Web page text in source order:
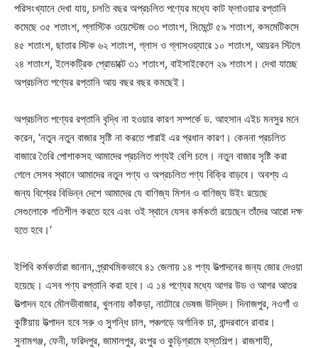
পরিসংখ্যানে দেখা যায়, চলতি বছর অপ্রচলিত পণ্যের মধ্যে কাট ফ্লাওয়ার রপ্তানি
কমেছে ৩৫ শতাংশ, প্লাস্টিক ওয়েস্টেজ ৩৩ শতাংশ, সিমেন্টে ৫৯ শতাংশ, কসমেটিকসে
৪৫ শতাংশ, ছাতার স্টিক ৬২ শতাংশ, গ্লাস ও গ্লাসওয়্যারে ১০ শতাংশ, আয়রন স্টিলে
২৪ শতাংশ, ইলেকট্রিক প্রোডাক্টে ৩১ শতাংশ, বাইসাইকেলে ২৯ শতাংশ। দেখা যাচ্ছে
অপ্রচলিত পণ্যের রপ্তানি আয় বছর বছর কমছেই।
অপ্রচলিত পণ্যের রপ্তানি বৃদ্ধি না হওয়ার কারণ সম্পর্কে ড. আহসান এইচ মনসুর মনে
করেন, ‘নতুন নতুন বাজার সৃষ্টি না করতে পারাই এর প্রধান কারণ। কেননা প্রচলিত
বাজারে তৈরি পোশাকসহ আমাদের প্রচলিত পণ্যই বেশি চলে। নতুন বাজার সৃষ্টি করা
গেলে সেসব স্থানে আমাদের নতুন পণ্য ও অপ্রচলিত পণ্য বিক্রি বাড়বে। অবশ্য এ
জন্য বিশ্বের বিভিন্ন দেশে আমাদের যে বাণিজ্য মিশন ও বাণিজ্য উইং রয়েছে
সেগুলোকে গতিশীল করতে হবে এবং ওই স্থানে যেসব কর্মকর্তা রয়েছেন তাঁদের আরো দক্ষ
হতে হবে।’
ইপিবি কর্মকর্তারা জানান, প্র্রাথমিকভাবে ৪১ জেলায় ১৪ পণ্য উত্পাদনের জন্য জোর দেওয়া
হয়েছে। এসব পণ্য রপ্তানি করা হবে। এ ১৪ পণ্যের মধ্যে আগর উড ও আগর আতর
উত্পাদন হবে মৌলভীবাজার, খুলনায় কাঁকড়া, নাটোরে ভেষজ উদ্ভিদ। দিনাজপুর, নওগাঁ ও
কুষ্টিয়ায় উত্পাদন হবে সরু ও সুগন্ধি চাল, পঞ্চগড়ে অর্গানিক চা, বান্দরবানে রাবার।
সুনামগঞ্জ, ফেনী, ফরিদপুর, জামালপুর, রংপুর ও কুড়িগ্রামে হস্তশিল্প। রাজশাহী,